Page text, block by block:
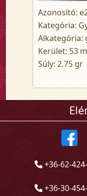
Azonosító:
Kategória:
Alkategória:
Kerület: 53
Súly: 2.75 gr
+36-62-
+36-30-